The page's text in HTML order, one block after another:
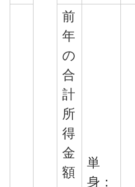
前
年
の
合
計
所
得
金
額
単
身：